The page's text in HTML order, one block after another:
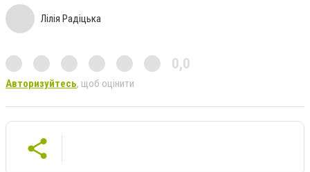
Лілія Радіцька
0,0
Авторизуйтесь, щоб оцінити